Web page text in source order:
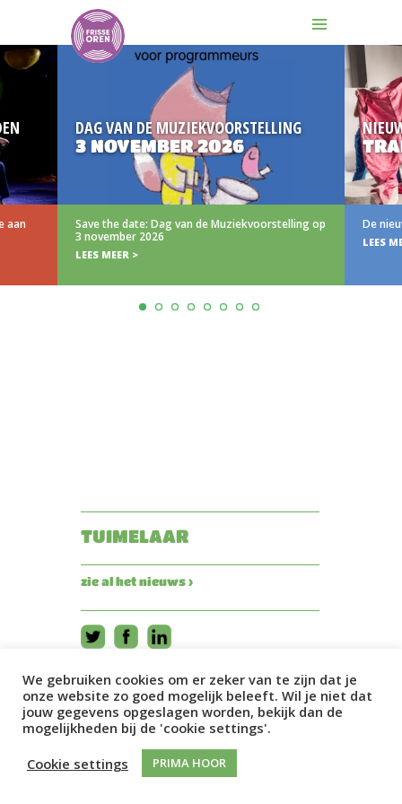
aan
DAG VAN DE MUZIEKVOORSTELLING
3 NOVEMBER 2026
Save the date: Dag van de Muziekvoorstelling op
3 november 2026
LEES MEER >
De
LEES
TUIMELAAR
zie al het nieuws ›
We gebruiken cookies om er zeker van te zijn dat je
onze website zo goed mogelijk beleeft. Wil je niet dat
jouw gegevens opgeslagen worden, bekijk dan de
mogelijkheden bij de 'cookie settings'.
Cookie settings
PRIMA HOOR